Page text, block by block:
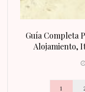
Guía Completa
Alojamiento,
1